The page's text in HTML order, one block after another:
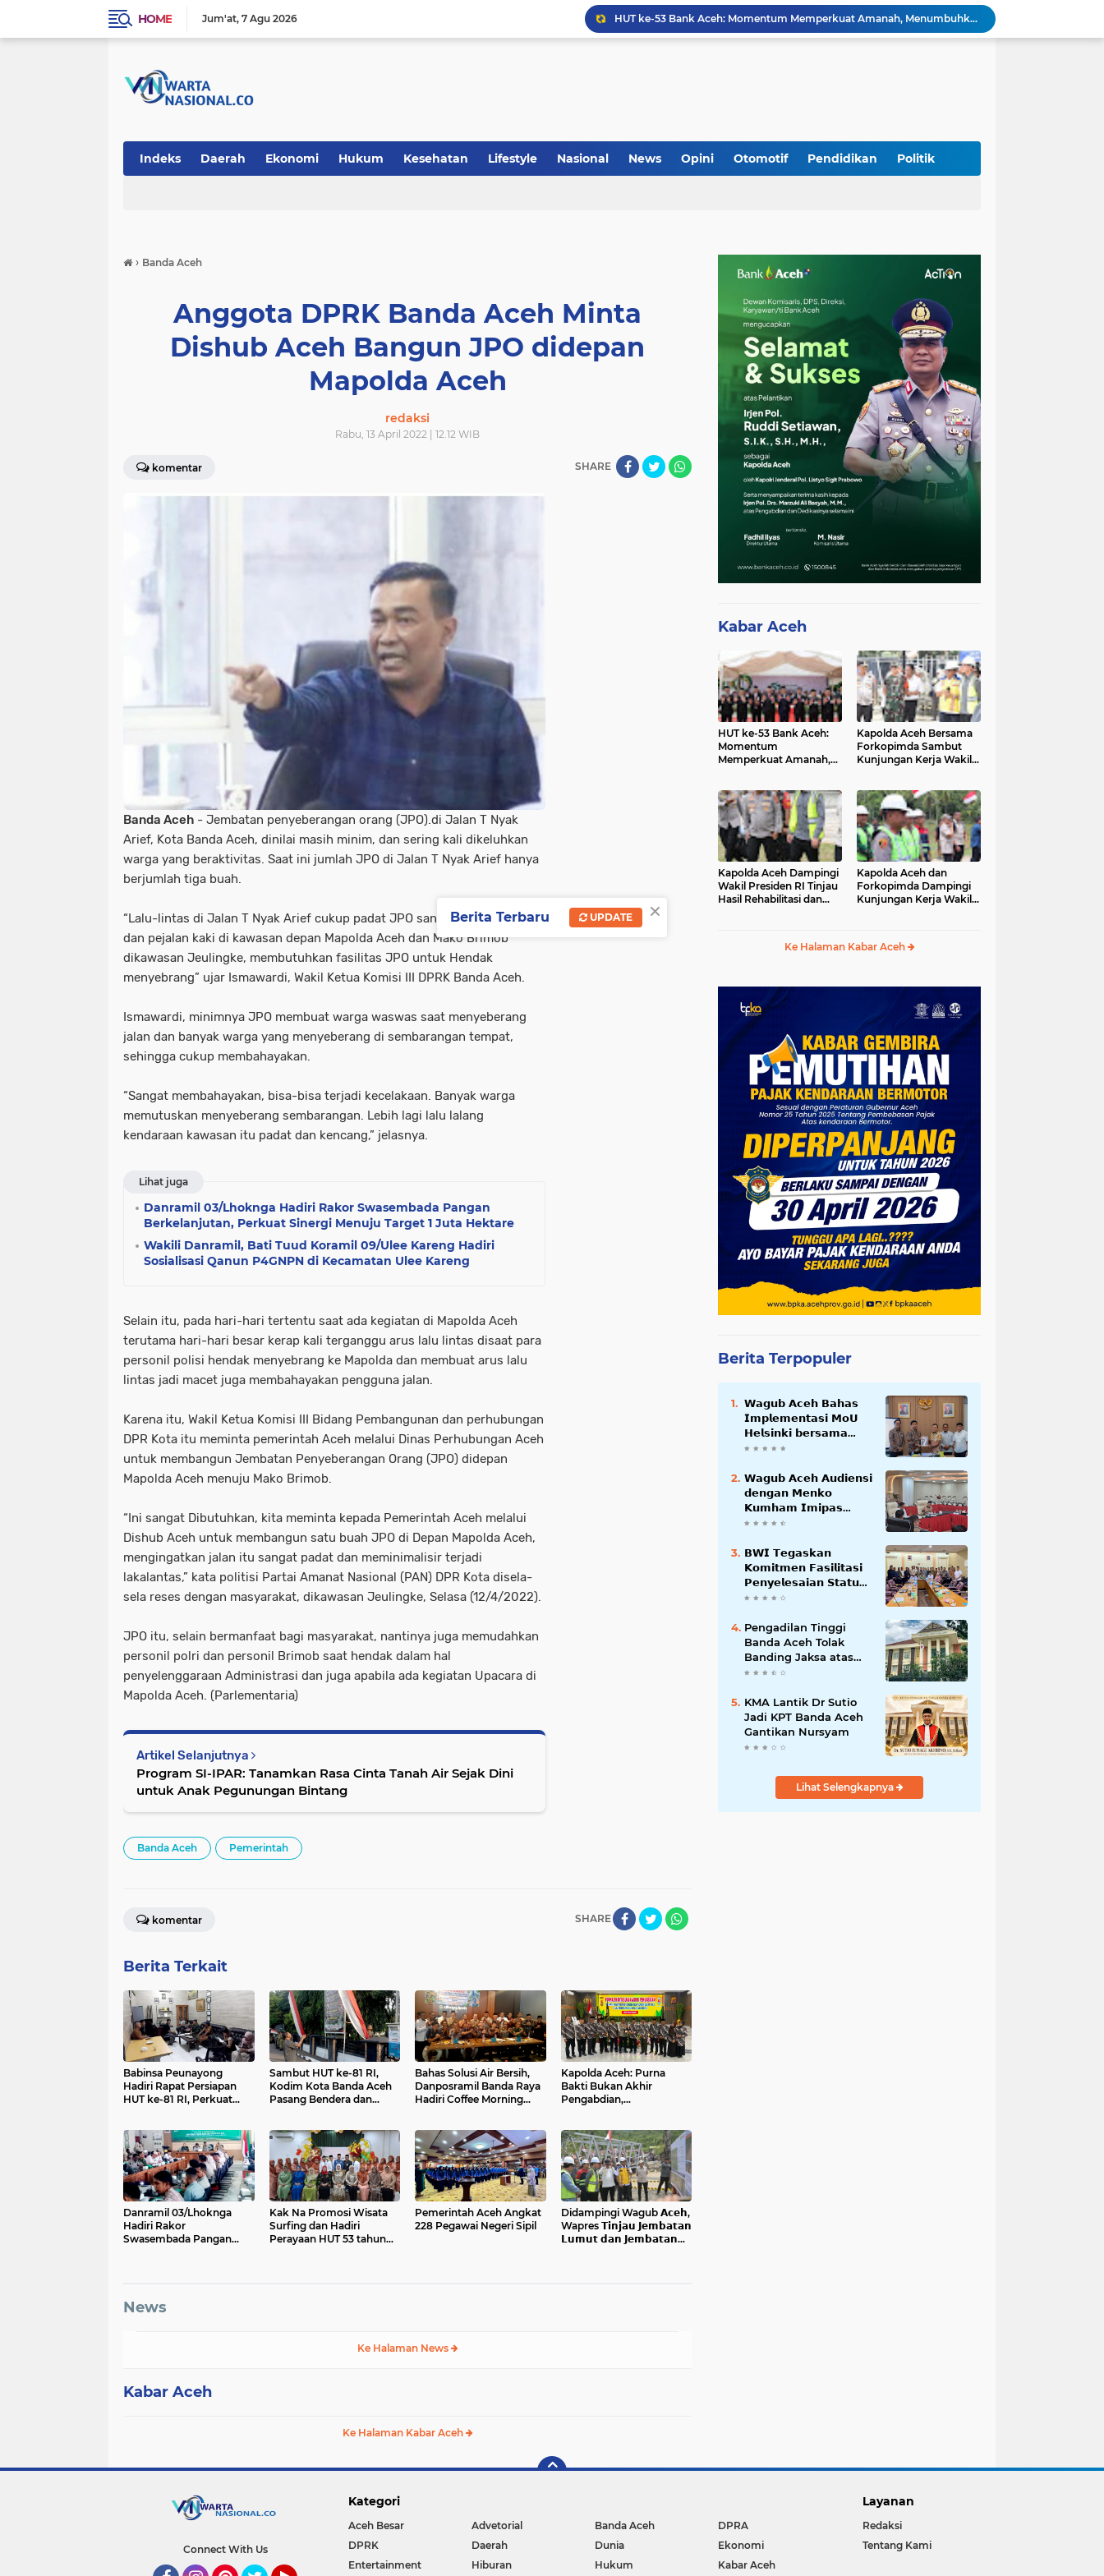
HOME Jum'at 7 Agu 2026 HUT ke-53 Bank Aceh: Momentum Memperkuat Amanah, Menumbuhkan Keberkahan Bagi Aceh
Silaturahmi Lintas Sektor di Kuta Alam, TNI–Polri dan Desa Perkokoh Kebersamaan
Babinsa Peukan Bada Hadiri Rapat Lanjutan HUT RI ke-81, Perkuat Sinergi Lintas Sektor
Kapolda Aceh Dampingi Wakil Presiden RI Tinjau Hasil Rehabilitasi dan Rekonstruksi Pascabencana di Desa Kendawi, Gayo Lues
Indeks Daerah Ekonomi Hukum Kesehatan Lifestyle Nasional News Opini Otomotif Pendidikan Politik
› Banda Aceh
Anggota DPRK Banda Aceh Minta
Dishub Aceh Bangun JPO didepan
Mapolda Aceh
redaksi
Rabu, 13 April 2022 | 12.12 WIB
komentar SHARE
Banda Aceh - Jembatan penyeberangan orang (JPO).di Jalan T Nyak
Arief, Kota Banda Aceh, dinilai masih minim, dan sering kali dikeluhkan
warga yang beraktivitas. Saat ini jumlah JPO di Jalan T Nyak Arief hanya
berjumlah tiga buah.
“Lalu-lintas di Jalan T Nyak Arief cukup padat JPO sangat minim. Warga
dan pejalan kaki di kawasan depan Mapolda Aceh dan Mako Brimob
dikawasan Jeulingke, membutuhkan fasilitas JPO untuk Hendak
menyebrang” ujar Ismawardi, Wakil Ketua Komisi III DPRK Banda Aceh.
Ismawardi, minimnya JPO membuat warga waswas saat menyeberang
jalan dan banyak warga yang menyeberang di sembarangan tempat,
sehingga cukup membahayakan.
“Sangat membahayakan, bisa-bisa terjadi kecelakaan. Banyak warga
memutuskan menyeberang sembarangan. Lebih lagi lalu lalang
kendaraan kawasan itu padat dan kencang,” jelasnya.
Lihat juga
Danramil 03/Lhoknga Hadiri Rakor Swasembada Pangan
Berkelanjutan, Perkuat Sinergi Menuju Target 1 Juta Hektare
Wakili Danramil, Bati Tuud Koramil 09/Ulee Kareng Hadiri
Sosialisasi Qanun P4GNPN di Kecamatan Ulee Kareng
Selain itu, pada hari-hari tertentu saat ada kegiatan di Mapolda Aceh
terutama hari-hari besar kerap kali terganggu arus lalu lintas disaat para
personil polisi hendak menyebrang ke Mapolda dan membuat arus lalu
lintas jadi macet juga membahayakan pengguna jalan.
Karena itu, Wakil Ketua Komisi III Bidang Pembangunan dan perhubungan
DPR Kota itu meminta pemerintah Aceh melalui Dinas Perhubungan Aceh
untuk membangun Jembatan Penyeberangan Orang (JPO) didepan
Mapolda Aceh menuju Mako Brimob.
“Ini sangat Dibutuhkan, kita meminta kepada Pemerintah Aceh melalui
Dishub Aceh untuk membangun satu buah JPO di Depan Mapolda Aceh,
mengingatkan jalan itu sangat padat dan meminimalisir terjadi
lakalantas,” kata politisi Partai Amanat Nasional (PAN) DPR Kota disela-
sela reses dengan masyarakat, dikawasan Jeulingke, Selasa (12/4/2022).
JPO itu, selain bermanfaat bagi masyarakat, nantinya juga memudahkan
personil polri dan personil Brimob saat hendak dalam hal
penyelenggaraan Administrasi dan juga apabila ada kegiatan Upacara di
Mapolda Aceh. (Parlementaria)
Artikel Selanjutnya
Program SI-IPAR: Tanamkan Rasa Cinta Tanah Air Sejak Dini
untuk Anak Pegunungan Bintang
Banda Aceh Pemerintah
SHARE
komentar
Berita Terkait
Babinsa Peunayong
Hadiri Rapat Persiapan
HUT ke-81 RI, Perkuat
Sambut HUT ke-81 RI,
Kodim Kota Banda Aceh
Pasang Bendera dan
Bahas Solusi Air Bersih,
Danposramil Banda Raya
Hadiri Coffee Morning
Kapolda Aceh: Purna
Bakti Bukan Akhir
Pengabdian,
Danramil 03/Lhoknga
Hadiri Rakor
Swasembada Pangan
Kak Na Promosi Wisata
Surfing dan Hadiri
Perayaan HUT 53 tahun
Pemerintah Aceh Angkat
228 Pegawai Negeri Sipil
Didampingi Wagub 𝗔𝗰𝗲𝗵,
Wapres 𝗧𝗶𝗻𝗷𝗮𝘂 𝗝𝗲𝗺𝗯𝗮𝘁𝗮𝗻
𝗟𝘂𝗺𝘂𝘁 𝗱𝗮𝗻 𝗝𝗲𝗺𝗯𝗮𝘁𝗮𝗻
News
Ke Halaman News
Kabar Aceh
Ke Halaman Kabar Aceh
Kabar Aceh
HUT ke-53 Bank Aceh:
Momentum
Memperkuat Amanah,
Kapolda Aceh Bersama
Forkopimda Sambut
Kunjungan Kerja Wakil
Kapolda Aceh Dampingi
Wakil Presiden RI Tinjau
Hasil Rehabilitasi dan
Kapolda Aceh dan
Forkopimda Dampingi
Kunjungan Kerja Wakil
Ke Halaman Kabar Aceh
Berita Terpopuler
𝗪𝗮𝗴𝘂𝗯 𝗔𝗰𝗲𝗵 𝗕𝗮𝗵𝗮𝘀
𝗜𝗺𝗽𝗹𝗲𝗺𝗲𝗻𝘁𝗮𝘀𝗶 𝗠𝗼𝗨
𝗛𝗲𝗹𝘀𝗶𝗻𝗸𝗶 𝗯𝗲𝗿𝘀𝗮𝗺𝗮
𝗦𝗲𝗸𝗿𝗲𝘁𝗮𝗿𝗶𝗮𝘁 𝗡𝗲𝗴𝗮𝗿𝗮
𝗪𝗮𝗴𝘂𝗯 𝗔𝗰𝗲𝗵 𝗔𝘂𝗱𝗶𝗲𝗻𝘀𝗶
𝗱𝗲𝗻𝗴𝗮𝗻 𝗠𝗲𝗻𝗸𝗼
𝗞𝘂𝗺𝗵𝗮𝗺 𝗜𝗺𝗶𝗽𝗮𝘀
𝗧𝗲𝗿𝗸𝗮𝗶𝘁 𝗦𝘁𝗮𝘁𝘂𝘀 𝗪𝗮𝗸𝗮𝗳
𝗕𝗪𝗜 𝗧𝗲𝗴𝗮𝘀𝗸𝗮𝗻
𝗞𝗼𝗺𝗶𝘁𝗺𝗲𝗻 𝗙𝗮𝘀𝗶𝗹𝗶𝘁𝗮𝘀𝗶
𝗣𝗲𝗻𝘆𝗲𝗹𝗲𝘀𝗮𝗶𝗮𝗻 𝗦𝘁𝗮𝘁𝘂𝘀
𝗪𝗮𝗸𝗮𝗳 𝗕𝗹𝗮𝗻𝗴 𝗣𝗮𝗱𝗮𝗻𝗴
Pengadilan Tinggi
Banda Aceh Tolak
Banding Jaksa atas
Putusan Bebas Kasus
KMA Lantik Dr Sutio
Jadi KPT Banda Aceh
Gantikan Nursyam
Lihat Selengkapnya
Connect With Us
Kategori
Aceh Besar Advetorial Banda Aceh
DPRA
DPRK
Daerah Dunia
Ekonomi
Entertainment
Hiburan Hukum Kabar Aceh
Layanan
Redaksi
Tentang Kami
×
Berita Terbaru UPDATE